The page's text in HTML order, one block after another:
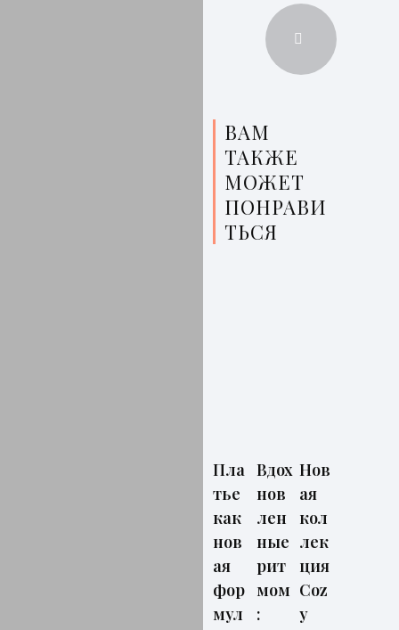
ВАМ
ТАКЖЕ
МОЖЕТ
ПОНРАВИ
ТЬСЯ
Пла
тье
как
нов
ая
фор
мул
Вдох
нов
лен
ные
рит
мом
:
Нов
ая
кол
лек
ция
Coz
y